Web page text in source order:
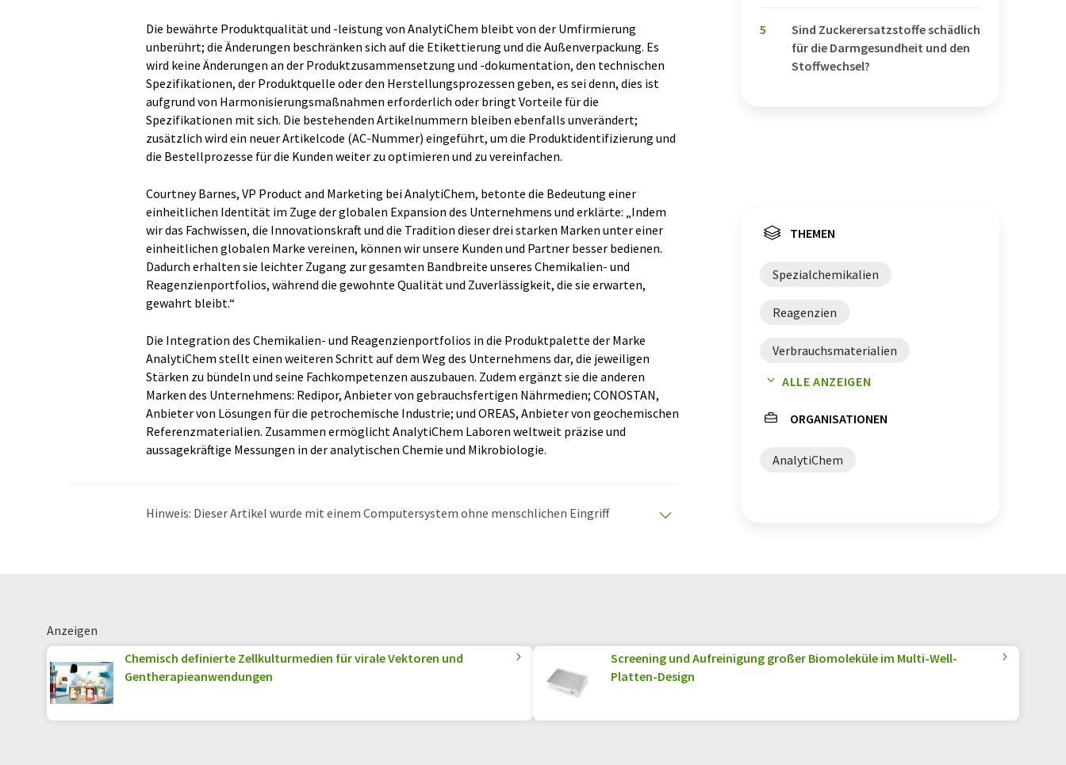
Die bewährte Produktqualität und -leistung von AnalytiChem bleibt von der Umfirmierung
unberührt; die Änderungen beschränken sich auf die Etikettierung und die Außenverpackung. Es
wird keine Änderungen an der Produktzusammensetzung und -dokumentation, den technischen
Spezifikationen, der Produktquelle oder den Herstellungsprozessen geben, es sei denn, dies ist
aufgrund von Harmonisierungsmaßnahmen erforderlich oder bringt Vorteile für die
Spezifikationen mit sich. Die bestehenden Artikelnummern bleiben ebenfalls unverändert;
zusätzlich wird ein neuer Artikelcode (AC-Nummer) eingeführt, um die Produktidentifizierung und
die Bestellprozesse für die Kunden weiter zu optimieren und zu vereinfachen.
Courtney Barnes, VP Product and Marketing bei AnalytiChem, betonte die Bedeutung einer
einheitlichen Identität im Zuge der globalen Expansion des Unternehmens und erklärte: „Indem
wir das Fachwissen, die Innovationskraft und die Tradition dieser drei starken Marken unter einer
einheitlichen globalen Marke vereinen, können wir unsere Kunden und Partner besser bedienen.
Dadurch erhalten sie leichter Zugang zur gesamten Bandbreite unseres Chemikalien- und
Reagenzienportfolios, während die gewohnte Qualität und Zuverlässigkeit, die sie erwarten,
gewahrt bleibt.“
Die Integration des Chemikalien- und Reagenzienportfolios in die Produktpalette der Marke
AnalytiChem stellt einen weiteren Schritt auf dem Weg des Unternehmens dar, die jeweiligen
Stärken zu bündeln und seine Fachkompetenzen auszubauen. Zudem ergänzt sie die anderen
Marken des Unternehmens: Redipor, Anbieter von gebrauchsfertigen Nährmedien; CONOSTAN,
Anbieter von Lösungen für die petrochemische Industrie; und OREAS, Anbieter von geochemischen
Referenzmaterialien. Zusammen ermöglicht AnalytiChem Laboren weltweit präzise und
aussagekräftige Messungen in der analytischen Chemie und Mikrobiologie.
Hinweis: Dieser Artikel wurde mit einem Computersystem ohne menschlichen Eingriff
5
Sind Zuckerersatzstoffe schädlich
für die Darmgesundheit und den
Stoffwechsel?
THEMEN
Spezialchemikalien
Reagenzien
Verbrauchsmaterialien
Laborchemikalien
Kulturmedien
Referenzmaterialien
ALLE ANZEIGEN
ORGANISATIONEN
AnalytiChem
Anzeigen
Chemisch definierte Zellkulturmedien für virale Vektoren und
Gentherapieanwendungen
Screening und Aufreinigung großer Biomoleküle im Multi-Well-
Platten-Design